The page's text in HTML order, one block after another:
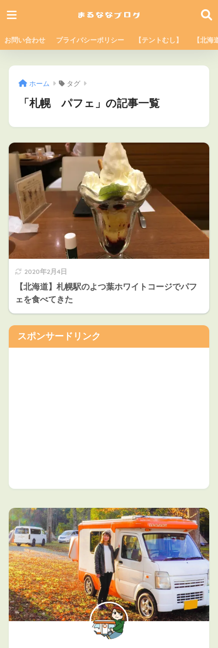
お問い合わせ プライバシーポリシー 【テントむし】 【北海
ホーム タグ
「札幌 パフェ」の記事一覧
2020年2月4日
【北海道】札幌駅のよつ葉ホワイトコージでパフ
ェを食べてきた
スポンサードリンク